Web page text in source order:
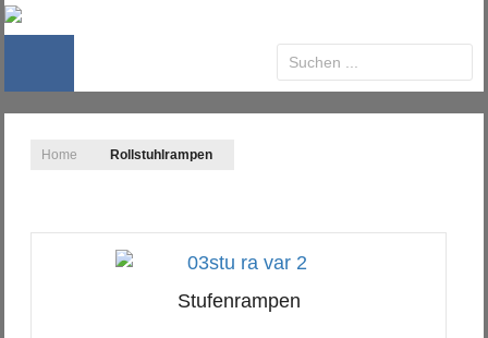
Home Rollstuhlrampen
Stufenrampen